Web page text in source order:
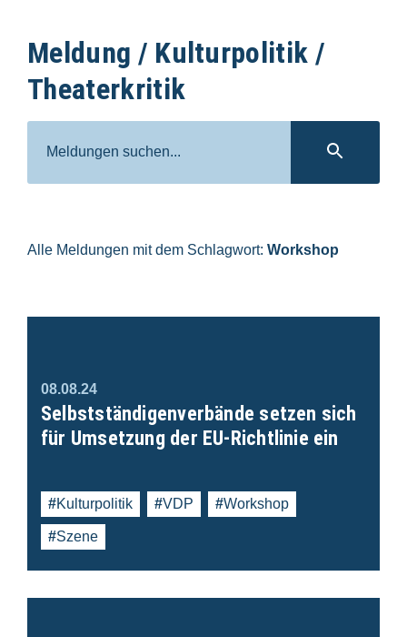
Meldung / Kulturpolitik /
Theaterkritik
Suche
Alle Meldungen mit dem Schlagwort: Workshop
08.08.24
Selbstständigenverbände setzen sich
für Umsetzung der EU-Richtlinie ein
Kulturpolitik VDP Workshop
Szene